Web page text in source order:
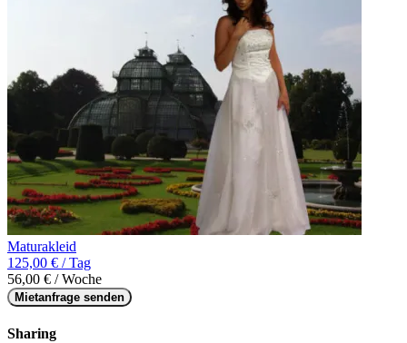
Maturakleid
125,00 € / Tag
56,00 € / Woche
Mietanfrage senden
Sharing